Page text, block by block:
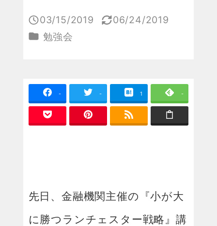
投稿日
03/15/2019
更新日
06/24/2019
カテゴリー
勉強会
- - 1 -
先日、金融機関主催の『小が大
に勝つランチェスター戦略』講